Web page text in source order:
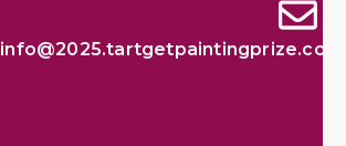
info@2025.tartgetpaintingprize.com